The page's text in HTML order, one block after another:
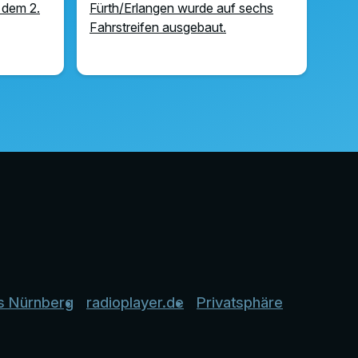
2.
Fürth/Erlangen wurde auf sechs
Fahrstreifen ausgebaut.
Nürnberg radioplayer.de
Privatsphäre